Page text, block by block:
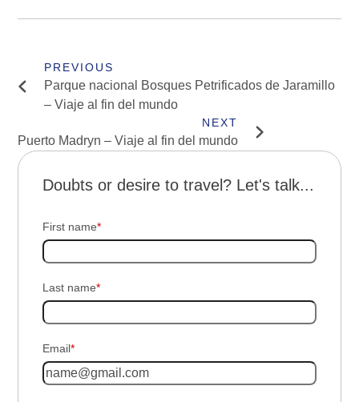
Parque nacional Bosques Petrificados de Jaramillo
– Viaje al fin del mundo
Puerto Madryn – Viaje al fin del mundo
Doubts or desire to travel? Let's talk...
First name*
Last name*
Email*